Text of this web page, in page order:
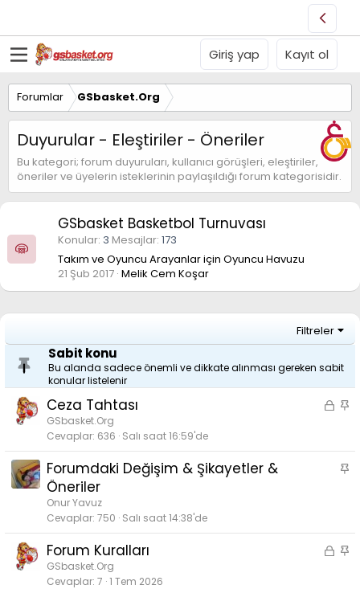
Giriş yap Kayıt ol
Forumlar GSbasket.Org
Duyurular - Eleştiriler - Öneriler
Bu kategori; forum duyuruları, kullanıcı görüşleri, eleştiriler,
öneriler ve üyelerin isteklerinin paylaşıldığı forum kategorisidir.
GSbasket Basketbol Turnuvası
Konular 3 Mesajlar 173
Takım ve Oyuncu Arayanlar için Oyuncu Havuzu
21 Şub 2017 Melik Cem Koşar
Filtreler
Sabit konu
Bu alanda sadece önemli ve dikkate alınması gereken sabit
konular listelenir
K
i
S
i
t
Ceza Tahtası
GSbasket.Org
Cevaplar 636 Salı saat 16:59'de
S
t
Forumdaki Değişim & Şikayetler &
Öneriler
Onur Yavuz
Cevaplar 750 Salı saat 14:38'de
K
S
Forum Kuralları
GSbasket.Org
Cevaplar 7 1 Tem 2026